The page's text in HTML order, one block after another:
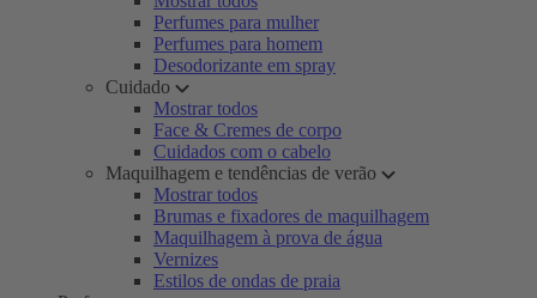
Perfumes para mulher
Perfumes para homem
Desodorizante em spray
Cuidado
Mostrar todos
Face & Cremes de corpo
Cuidados com o cabelo
Maquilhagem e tendências de verão
Mostrar todos
Brumas e fixadores de maquilhagem
Maquilhagem à prova de água
Vernizes
Estilos de ondas de praia